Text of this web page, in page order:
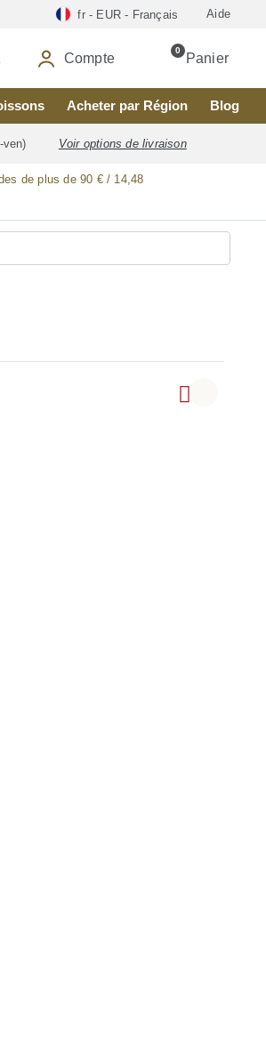
fr - EUR - Français Aide
Compte 0 Panier
Acheter par Région Blog
ven) Voir options de livraison
de plus de 90 € / 14,48